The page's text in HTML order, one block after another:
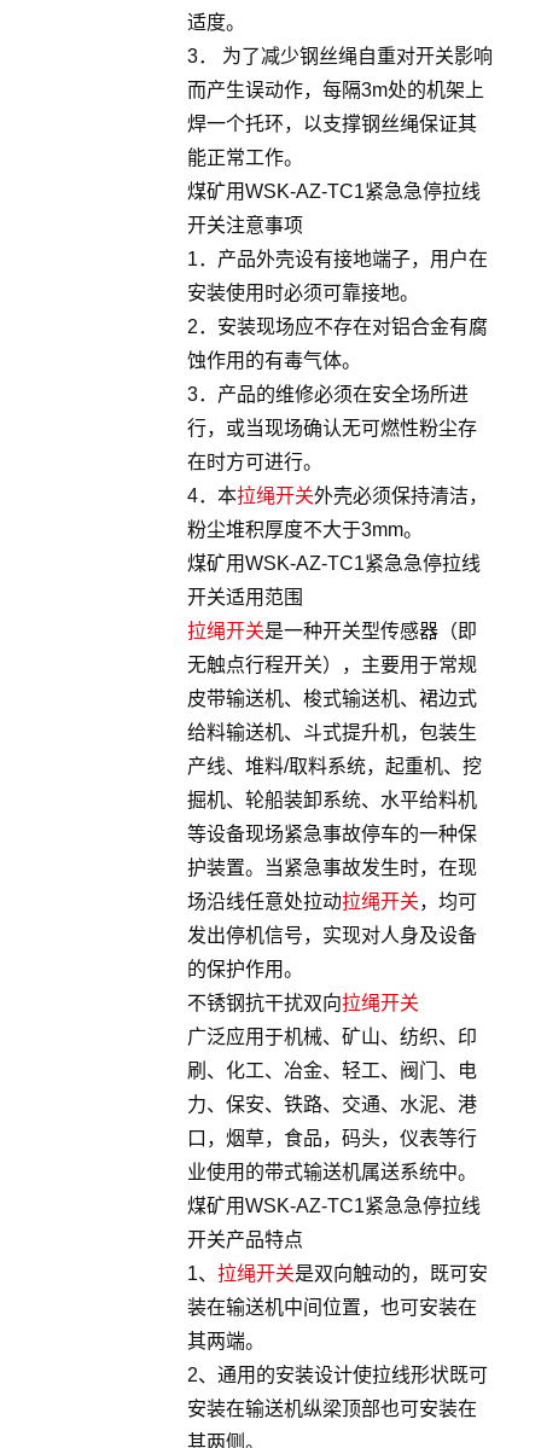
适度。
3． 为了减少钢丝绳自重对开关影响
而产生误动作，每隔3m处的机架上
焊一个托环，以支撑钢丝绳保证其
能正常工作。
煤矿用WSK-AZ-TC1紧急急停拉线
开关注意事项
1．产品外壳设有接地端子，用户在
安装使用时必须可靠接地。
2．安装现场应不存在对铝合金有腐
蚀作用的有毒气体。
3．产品的维修必须在安全场所进
行，或当现场确认无可燃性粉尘存
在时方可进行。
4．本拉绳开关外壳必须保持清洁，
粉尘堆积厚度不大于3mm。
煤矿用WSK-AZ-TC1紧急急停拉线
开关适用范围
拉绳开关是一种开关型传感器（即
无触点行程开关），主要用于常规
皮带输送机、梭式输送机、裙边式
给料输送机、斗式提升机，包装生
产线、堆料/取料系统，起重机、挖
掘机、轮船装卸系统、水平给料机
等设备现场紧急事故停车的一种保
护装置。当紧急事故发生时，在现
场沿线任意处拉动拉绳开关，均可
发出停机信号，实现对人身及设备
的保护作用。
不锈钢抗干扰双向拉绳开关
广泛应用于机械、矿山、纺织、印
刷、化工、冶金、轻工、阀门、电
力、保安、铁路、交通、水泥、港
口，烟草，食品，码头，仪表等行
业使用的带式输送机属送系统中。
煤矿用WSK-AZ-TC1紧急急停拉线
开关产品特点
1、 拉绳开关是双向触动的，既可安
装在输送机中间位置，也可安装在
其两端。
2、通用的安装设计使拉线形状既可
安装在输送机纵梁顶部也可安装在
其两侧。